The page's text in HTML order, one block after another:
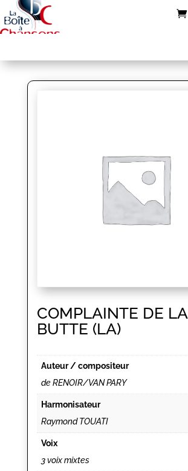
COMPLAINTE DE LA
BUTTE (LA)
Auteur / compositeur
de RENOIR/VAN PARY
Harmonisateur
Raymond TOUATI
Voix
3 voix mixtes